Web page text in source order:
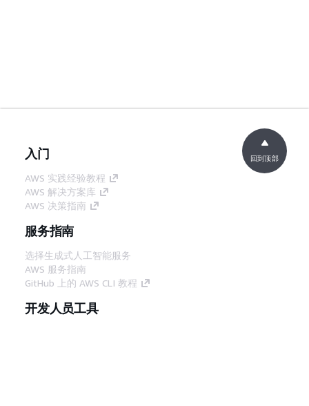
入门
AWS 实践经验教程
AWS 解决方案库
AWS 决策指南
服务指南
选择生成式人工智能服务
AWS 服务指南
GitHub 上的 AWS CLI 教程
开发人员工具
回到顶部